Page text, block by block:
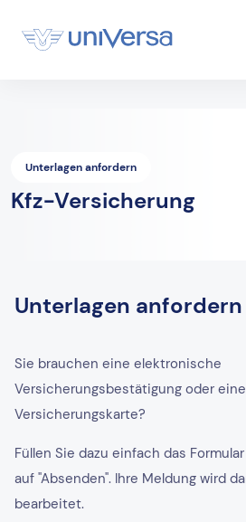
Unterlagen anfordern
Kfz-Versicherung
Unterlagen anfordern
Sie brauchen eine elektronische
Versicherungsbestätigung oder
Versicherungskarte?
Füllen Sie dazu einfach das
auf "Absenden". Ihre Meldung wird
bearbeitet.